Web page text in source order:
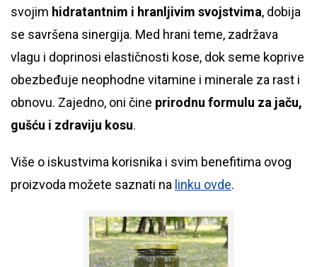
svojim hidratantnim i hranljivim svojstvima, dobija
se savršena sinergija. Med hrani teme, zadržava
vlagu i doprinosi elastičnosti kose, dok seme koprive
obezbeđuje neophodne vitamine i minerale za rast i
obnovu. Zajedno, oni čine prirodnu formulu za jaču,
gušću i zdraviju kosu.
Više o iskustvima korisnika i svim benefitima ovog
proizvoda možete saznati na linku ovde.